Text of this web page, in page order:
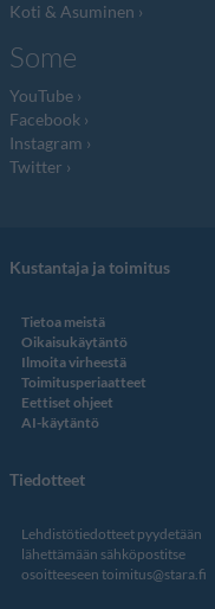
Koti & Asuminen
Some
YouTube
Facebook
Instagram
Twitter
Kustantaja ja toimitus
Tietoa meistä
Oikaisukäytäntö
Ilmoita virheestä
Toimitusperiaatteet
Eettiset ohjeet
AI-käytäntö
Tiedotteet
Lehdistötiedotteet pyydetään
lähettämään sähköpostitse
osoitteeseen toimitus@stara.fi